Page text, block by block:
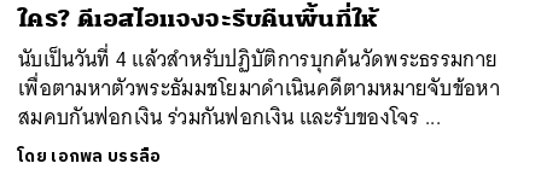
ใคร? ดีเอสไอแจงจะรีบคืนพื้นที่ให้
นับเป็นวันที่ 4 แล้วสำหรับปฏิบัติการบุกค้นวัดพระธรรมกาย
เพื่อตามหาตัวพระธัมมชโยมาดำเนินคดีตามหมายจับข้อหา
สมคบกันฟอกเงิน ร่วมกันฟอกเงิน และรับของโจร ...
โดย เอกพล บรรลือ